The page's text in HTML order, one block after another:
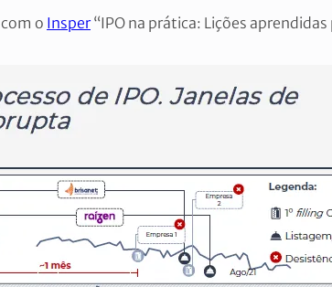
o Insper“IPO na prática: Lições